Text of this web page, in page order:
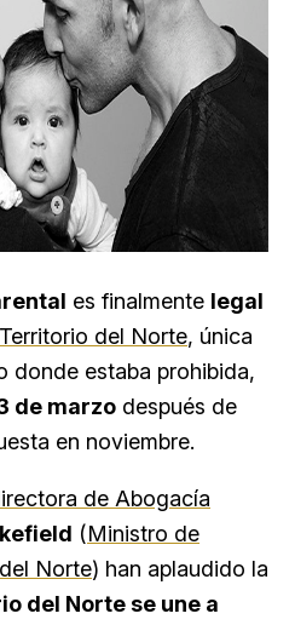
es finalmente legal
Territorio del Norte, única
donde estaba prohibida,
de marzo después de
en noviembre.
de Abogacía
(Ministro de
Norte) han aplaudido la
del Norte se une a